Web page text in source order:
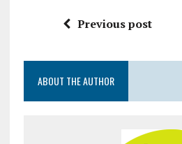
Previous post
ABOUT THE AUTHOR